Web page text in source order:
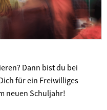
Dann bist du bei
für ein Freiwilliges
neuen Schuljahr!